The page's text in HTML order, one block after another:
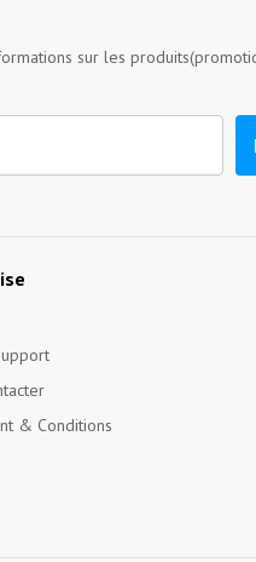
sur les
& Conditions